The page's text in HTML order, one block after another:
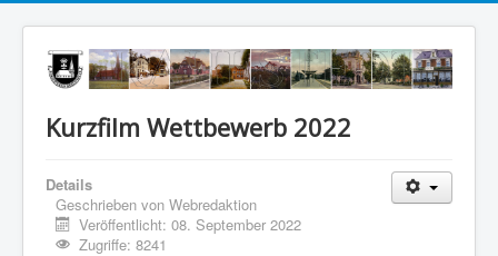
Kurzfilm Wettbewerb 2022
Details
Geschrieben von Webredaktion
Veröffentlicht: 08. September 2022
Zugriffe: 8241